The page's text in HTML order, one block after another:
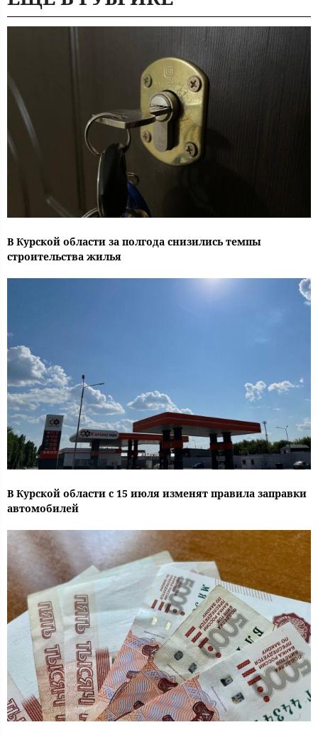
В Курской области за полгода снизились темпы
строительства жилья
В Курской области с 15 июля изменят правила заправки
автомобилей